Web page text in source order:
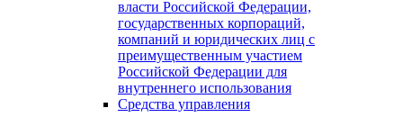
власти Российской Федерации,
государственных корпораций,
компаний и юридических лиц с
преимущественным участием
Российской Федерации для
внутреннего использования
Средства управления